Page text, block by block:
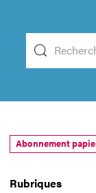
Rubriques
Abonnement